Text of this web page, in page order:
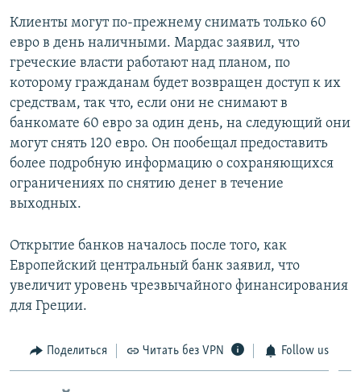
ELIFBE
УКРАИНСКАЯ ПРОБЛЕМА КРЫМА
Все сайты RFE/RL
Клиенты могут по-прежнему снимать только 60
евро в день наличными. Мардас заявил, что
греческие власти работают над планом, по
которому гражданам будет возвращен доступ к их
средствам, так что, если они не снимают в
банкомате 60 евро за один день, на следующий они
могут снять 120 евро. Он пообещал предоставить
более подробную информацию о сохраняющихся
ограничениях по снятию денег в течение
выходных.
Открытие банков началось после того, как
Европейский центральный банк заявил, что
увеличит уровень чрезвычайного финансирования
для Греции.
Поделиться Читать без VPN Follow us